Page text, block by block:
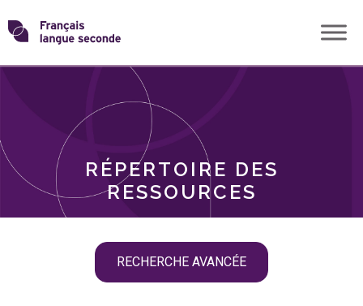
Skip
toTransformons
langue
RÉPERTOIRE DES
RESSOURCES
RECHERCHE AVANCÉE
THÈMES